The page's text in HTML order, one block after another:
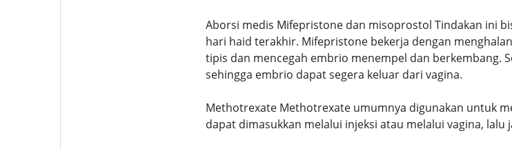
Aborsi medis Mifepristone dan misoprostol Tindakan ini
hari haid terakhir. Mifepristone bekerja dengan
tipis dan mencegah embrio menempel dan berkembang.
sehingga embrio dapat segera keluar dari vagina.
Methotrexate Methotrexate umumnya digunakan untuk
dapat dimasukkan melalui injeksi atau melalui vagina, lalu